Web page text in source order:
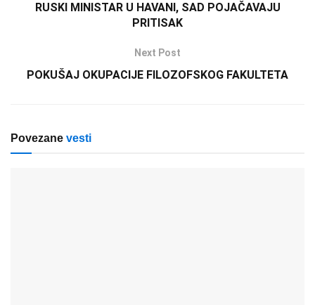
RUSKI MINISTAR U HAVANI, SAD POJAČAVAJU
PRITISAK
Next Post
POKUŠAJ OKUPACIJE FILOZOFSKOG FAKULTETA
Povezane vesti